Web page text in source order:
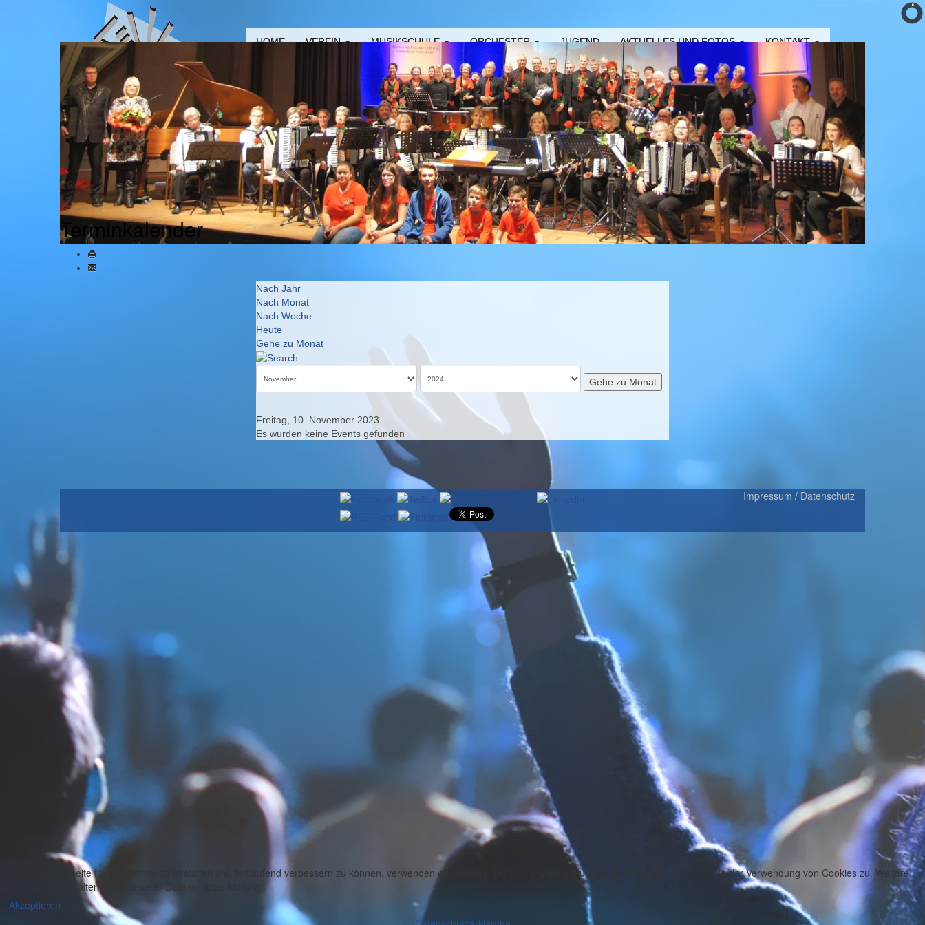
HOME VEREIN MUSIKSCHULE ORCHESTER JUGEND AKTUELLES UND FOTOS KONTAKT
Terminkalender
Nach Jahr
Nach Monat
Nach Woche
Heute
Gehe zu Monat
Gehe zu Monat
Freitag, 10. November 2023
Es wurden keine Events gefunden
Impressum / Datenschutz
Um unsere Webseite für Sie optimal zu gestalten und fortlaufend verbessern zu können, verwenden wir Cookies. Durch die weitere Nutzung der Webseite stimmen Sie der Verwendung von Cookies zu. Weitere
Informationen erhalten Sie in unserer Datenschutzerklärung.
Akzeptieren